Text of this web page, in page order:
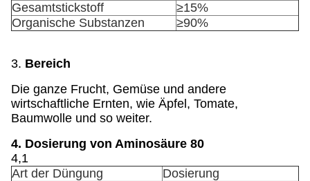
Gesamtstickstoff
≥15%
Organische Substanzen
≥90%
3. Bereich
Die ganze Frucht, Gemüse und andere
wirtschaftliche Ernten, wie Äpfel, Tomate,
Baumwolle und so weiter.
4. Dosierung von Aminosäure 80
4,1
Art der Düngung
Dosierung